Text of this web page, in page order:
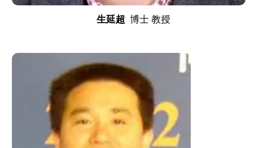
生延超 博士 教授